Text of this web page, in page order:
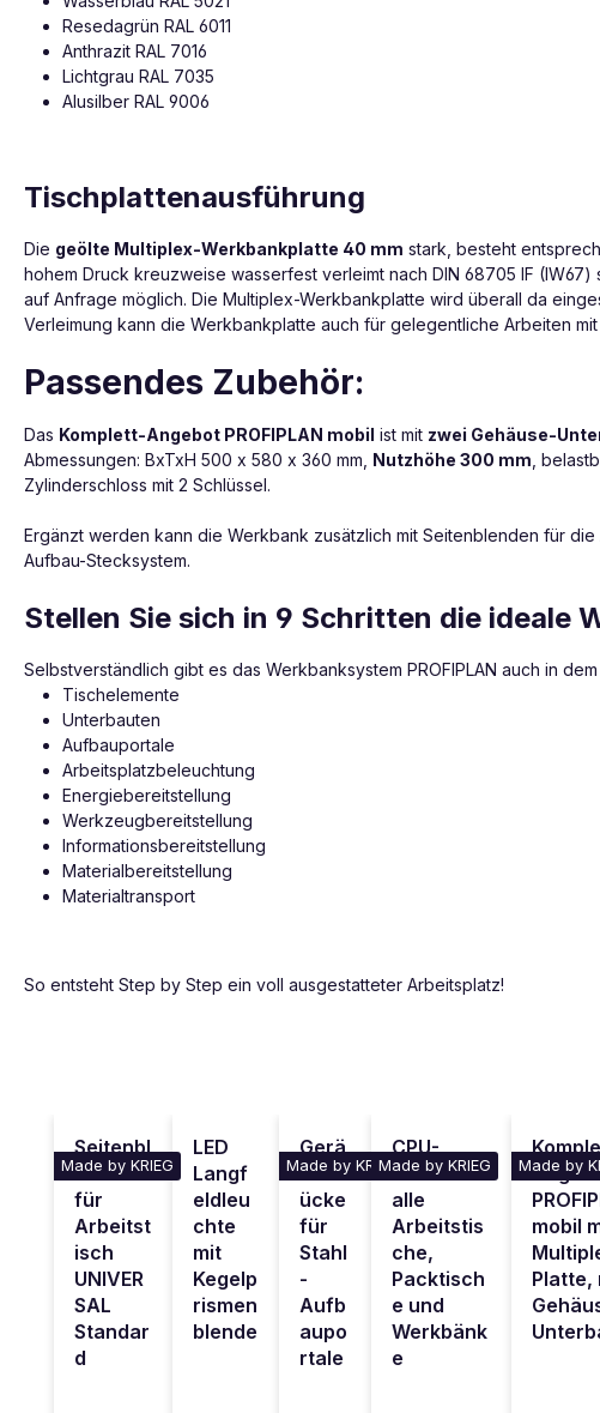
Resedagrün RAL 6011
Anthrazit RAL 7016
Lichtgrau RAL 7035
Alusilber RAL 9006
Tischplattenausführung
Die geölte Multiplex-Werkbankplatte 40 mm stark, besteht
hohem Druck kreuzweise wasserfest verleimt nach DIN 68705 IF
auf Anfrage möglich. Die Multiplex-Werkbankplatte wird überall da
Verleimung kann die Werkbankplatte auch für gelegentliche Arbeiten
Passendes Zubehör:
Das Komplett-Angebot PROFIPLAN mobil ist mit zwei Gehäuse-
Abmessungen: BxTxH 500 x 580 x 360 mm, Nutzhöhe 300 mm ,
Zylinderschloss mit 2 Schlüssel.
Ergänzt werden kann die Werkbank zusätzlich mit Seitenblenden für
Aufbau-Stecksystem.
Stellen Sie sich in 9 Schritten die ideale
Selbstverständlich gibt es das Werkbanksystem PROFIPLAN auch in
Tischelemente
Unterbauten
Aufbauportale
Arbeitsplatzbeleuchtung
Energiebereitstellung
Werkzeugbereitstellung
Informationsbereitstellung
Materialbereitstellung
Materialtransport
So entsteht Step by Step ein voll ausgestatteter Arbeitsplatz!
Made by KRIEG
Seitenbl
ende
für
Arbeitst
isch
UNIVER
SAL
Standar
d
LED
Langf
eldleu
chte
mit
Kegelp
rismen
blende
Made by KRIEG
Gerä
tebr
ücke
für
Stahl
-
Aufb
aupo
rtale
Made by KRIEG
CPU-
Halter für
alle
Arbeitstis
che,
Packtisch
e und
Werkbänk
e
Made by
mobil
Platte,